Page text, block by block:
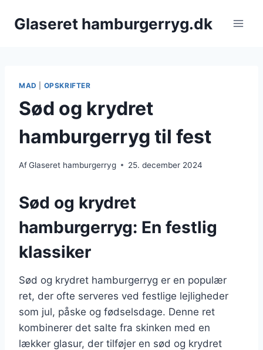
Glaseret hamburgerryg.dk
MAD OPSKRIFTER
Sød og krydret
hamburgerryg til fest
AfGlaseret hamburgerryg 25. december 2024
Sød og krydret
hamburgerryg: En festlig
klassiker
Sød og krydret hamburgerryg er en populær
ret, der ofte serveres ved festlige lejligheder
som jul, påske og fødselsdage. Denne ret
kombinerer det salte fra skinken med en
lækker glasur, der tilføjer en sød og krydret